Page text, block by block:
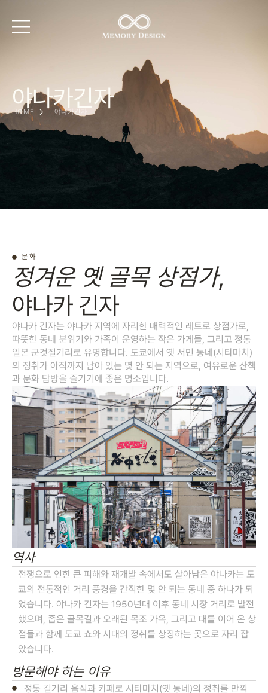
야나카긴자
HOME 야나카긴자
문화
정겨운 옛 골목 상점가,
야나카 긴자
야나카 긴자는 야나카 지역에 자리한 매력적인 레트로 상점가로,
따뜻한 동네 분위기와 가족이 운영하는 작은 가게들, 그리고 정통
일본 군것질거리로 유명합니다. 도쿄에서 옛 서민 동네(시타마치)
의 정취가 아직까지 남아 있는 몇 안 되는 지역으로, 여유로운 산책
과 문화 탐방을 즐기기에 좋은 명소입니다.
역사
전쟁으로 인한 큰 피해와 재개발 속에서도 살아남은 야나카는 도
쿄의 전통적인 거리 풍경을 간직한 몇 안 되는 동네 중 하나가 되
었습니다. 야나카 긴자는 1950년대 이후 동네 시장 거리로 발전
했으며, 좁은 골목길과 오래된 목조 가옥, 그리고 대를 이어 온 상
점들과 함께 도쿄 쇼와 시대의 정취를 상징하는 곳으로 자리 잡
았습니다.
방문해야 하는 이유
정통 길거리 음식과 카페로 시타마치(옛 동네)의 정취를 만끽